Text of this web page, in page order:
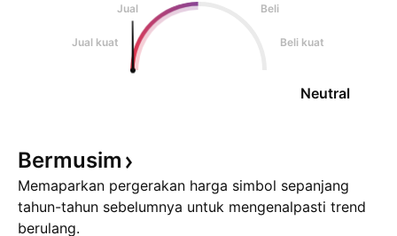
Jual
Beli
Jual kuat Beli kuat
Neutral
Bermusim
Memaparkan pergerakan harga simbol sepanjang
tahun-tahun sebelumnya untuk mengenalpasti trend
berulang.